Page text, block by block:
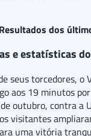
dos
e estatísticas
seus torcedores, o
aos 19 minutos
outubro, contra a
visitantes
uma vitória